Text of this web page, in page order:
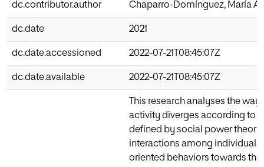
dc.contributor.author Chaparro-Domínguez, María
dc.date 2021
dc.date.accessioned 2022-07-21T08:45:07Z
dc.date.available 2022-07-21T08:45:07Z
This research analyses the
activity diverges according to
defined by social power
interactions among individuals
oriented behaviors towards